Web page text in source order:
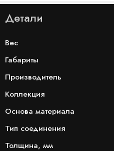
Детали
Вес
Габариты
Производитель
Коллекция
Основа материала
Тип соединения
Толщина, мм